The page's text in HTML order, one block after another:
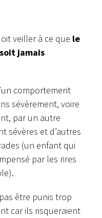
veiller à ce que le
jamais
comportement
sévèrement, voire
par un autre
sévères et d’autres
(un enfant qui
par les rires
être punis trop
car ils risqueraient